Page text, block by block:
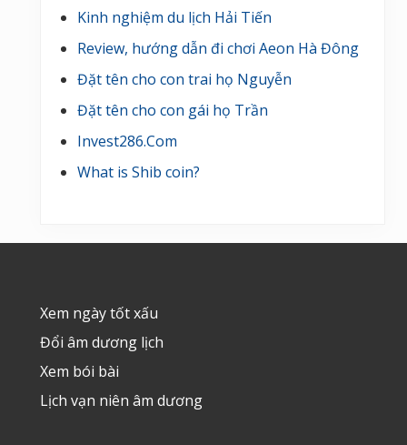
Kinh nghiệm du lịch Hải Tiến
Review, hướng dẫn đi chơi Aeon Hà Đông
Đặt tên cho con trai họ Nguyễn
Đặt tên cho con gái họ Trần
Invest286.Com
What is Shib coin?
Xem ngày tốt xấu
Đổi âm dương lịch
Xem bói bài
Lịch vạn niên âm dương